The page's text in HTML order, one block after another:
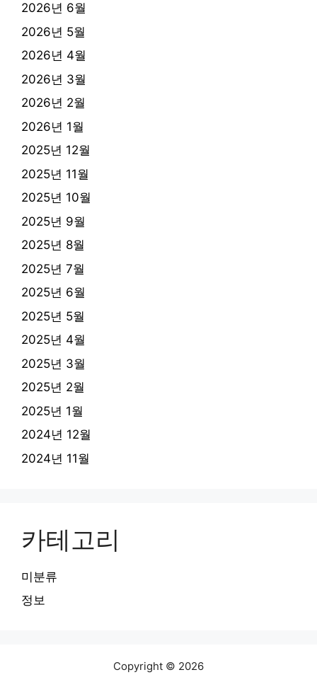
2026년 6월
2026년 5월
2026년 4월
2026년 3월
2026년 2월
2026년 1월
2025년 12월
2025년 11월
2025년 10월
2025년 9월
2025년 8월
2025년 7월
2025년 6월
2025년 5월
2025년 4월
2025년 3월
2025년 2월
2025년 1월
2024년 12월
2024년 11월
카테고리
미분류
정보
Copyright © 2026